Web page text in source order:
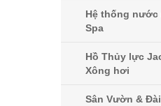
Hệ thống
Spa
Hồ Thủy lực
Xông hơi
Sân Vườn &